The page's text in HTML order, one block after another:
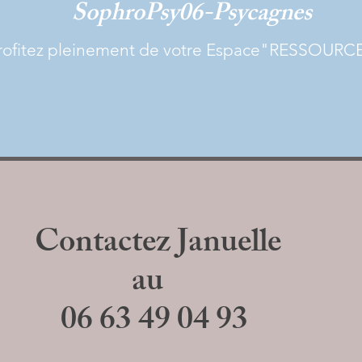
pleinement de votre
SophroPsy06-Psycagnes
Contactez Januelle
au
06 63 49 04 93